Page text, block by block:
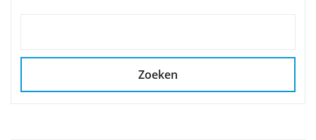
Zoeken